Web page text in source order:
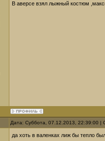
В аверсе взял лыжный костюм
Дата: Суббота, 07.12.2013, 22:39:00
да хоть в валенках лиж бы тепло